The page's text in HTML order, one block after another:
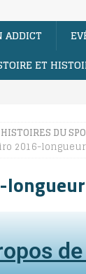
ADDICT
ET
DU
2016-